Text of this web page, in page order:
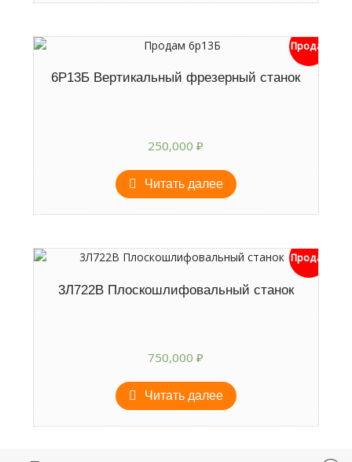
Продан
6Р13Б Вертикальный фрезерный станок
250,000₽
Читать далее
Продан
3Л722В Плоскошлифовальный станок
750,000₽
Читать далее